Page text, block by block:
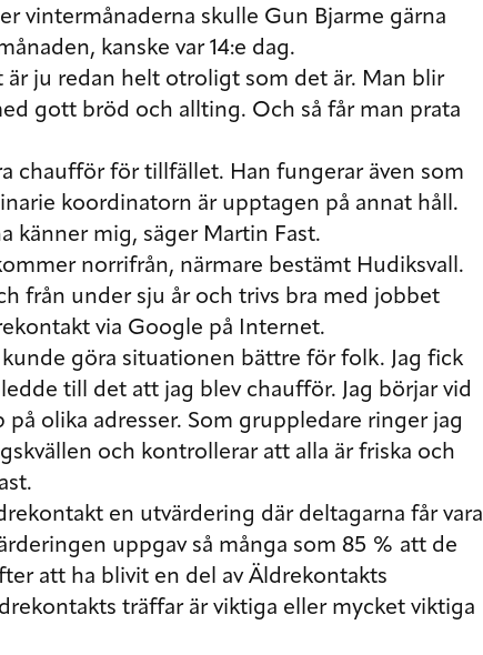
vintermånaderna skulle Gun Bjarme gärna
kanske var 14:e dag.
är ju redan helt otroligt som det är. Man blir
gott bröd och allting. Och så får man prata
chaufför för tillfället. Han fungerar även som
koordinatorn är upptagen på annat håll.
känner mig, säger Martin Fast.
norrifrån, närmare bestämt Hudiksvall.
från under sju år och trivs bra med jobbet
via Google på Internet.
göra situationen bättre för folk. Jag fick
till det att jag blev chaufför. Jag börjar vid
olika adresser. Som gruppledare ringer jag
och kontrollerar att alla är friska och
en utvärdering där deltagarna får vara
uppgav så många som 85 % att de
att ha blivit en del av Äldrekontakts
träffar är viktiga eller mycket viktiga